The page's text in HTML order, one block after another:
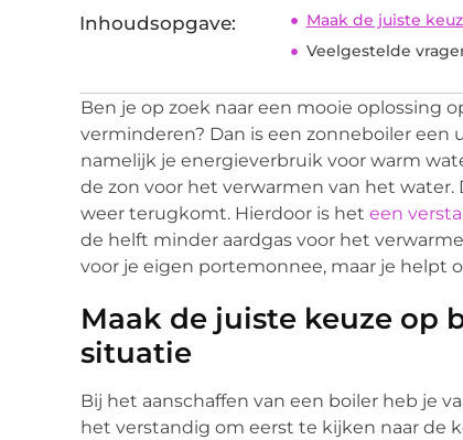
Inhoudsopgave:
Maak de juiste
Veelgestelde
Ben je op zoek naar een mooie oplossing
verminderen? Dan is een zonneboiler
namelijk je energieverbruik voor warm
de zon voor het verwarmen van het
weer terugkomt. Hierdoor is het een
de helft minder aardgas voor het
voor je eigen portemonnee, maar je helpt
Maak de juiste keuze op
situatie
Bij het aanschaffen van een boiler heb je
het verstandig om eerst te kijken naar de